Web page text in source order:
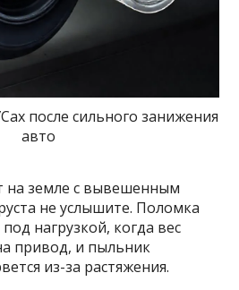
после сильного занижения
авто
на земле с вывешенным
не услышите. Поломка
нагрузкой, когда вес
привод, и пыльник
из-за растяжения.